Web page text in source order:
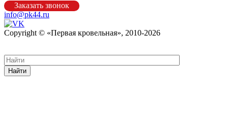
Заказать звонок
info@pk44.ru
Copyright © «Первая кровельная», 2010-2026
Найти